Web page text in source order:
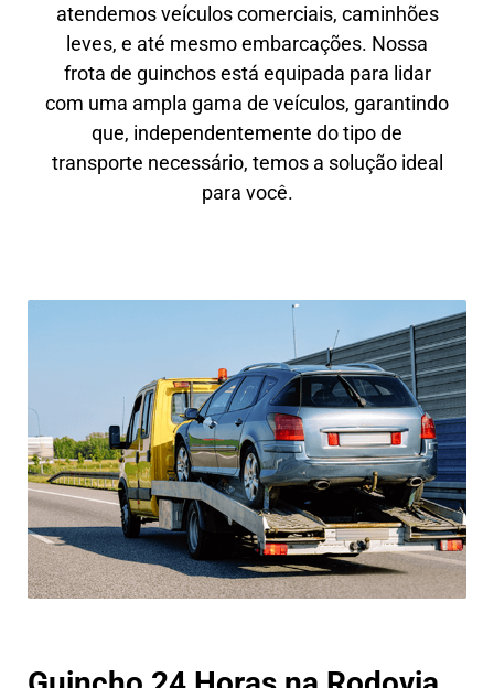
atendemos veículos comerciais, caminhões
leves, e até mesmo embarcações. Nossa
frota de guinchos está equipada para lidar
com uma ampla gama de veículos, garantindo
que, independentemente do tipo de
transporte necessário, temos a solução ideal
para você.